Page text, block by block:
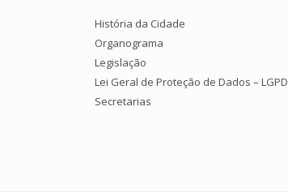
História da Cidade
Organograma
Legislação
Lei Geral de Proteção de Dados – LGPD
Secretarias